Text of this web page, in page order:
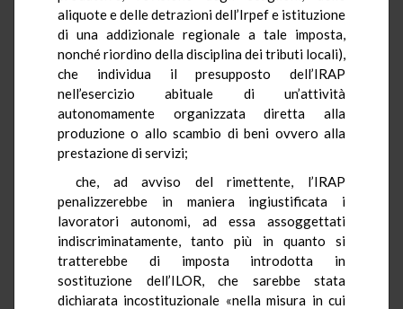
aliquote e delle detrazioni dell’Irpef e istituzione
di una addizionale regionale a tale imposta,
nonché riordino della disciplina dei tributi locali),
che individua il presupposto dell’IRAP
nell’esercizio abituale di un’attività
autonomamente organizzata diretta alla
produzione o allo scambio di beni ovvero alla
prestazione di servizi;
che, ad avviso del rimettente, l’IRAP
penalizzerebbe in maniera ingiustificata i
lavoratori autonomi, ad essa assoggettati
indiscriminatamente, tanto più in quanto si
tratterebbe di imposta introdotta in
sostituzione dell’ILOR, che sarebbe stata
dichiarata incostituzionale «nella misura in cui